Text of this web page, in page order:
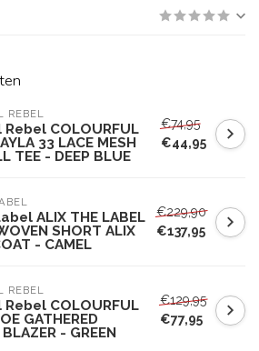
REBEL
COLOURFUL
33 LACE MESH
TEE - DEEP BLUE
€74,95
€44,95
ALIX THE LABEL
SHORT ALIX
- CAMEL
€229,90
€137,95
REBEL
COLOURFUL
GATHERED
- GREEN
€129,95
€77,95